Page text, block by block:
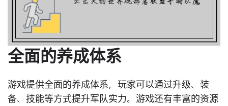
全面的养成体系
游戏提供全面的养成体系，玩家可以通过升级、装
备、技能等方式提升军队实力。游戏还有丰富的资源